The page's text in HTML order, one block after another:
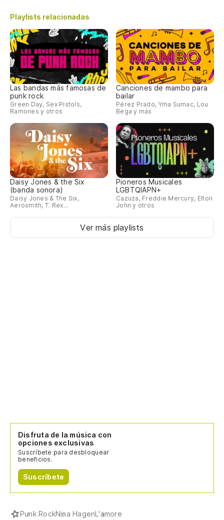
Playlists relacionadas
Las bandas más famosas de
punk rock
Green Day, Sex Pistols,
Ramones y otros
Canciones de mambo para
bailar
Pérez Prado, Yma Sumac, Lou
Bega y más
Daisy Jones & the Six
(banda sonora)
Daisy Jones & The Six,
Aerosmith, T. Rex...
Pioneros Musicales
LGBTQIAPN+
Cazuza, Freddie Mercury, Elton
John y otros
Ver más playlists
Disfruta de la música con
opciones exclusivas
Suscríbete para desbloquear
beneficios.
Suscríbete
Punk RockNina HagenL'amore